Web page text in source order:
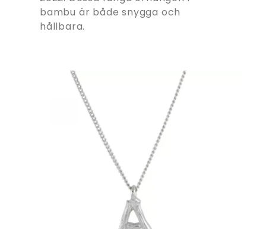
bambu är både snygga och
hållbara.